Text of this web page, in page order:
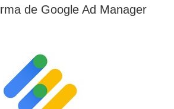
de Google Ad Manager